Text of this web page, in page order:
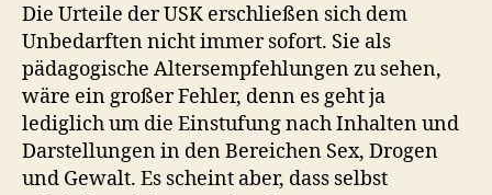
Die Urteile der USK erschließen sich dem
Unbedarften nicht immer sofort. Sie als
pädagogische Altersempfehlungen zu sehen,
wäre ein großer Fehler, denn es geht ja
lediglich um die Einstufung nach Inhalten und
Darstellungen in den Bereichen Sex, Drogen
und Gewalt. Es scheint aber, dass selbst